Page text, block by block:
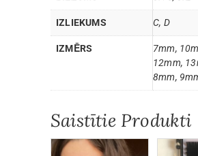
IZLIEKUMS C, D
IZMĒRS
7mm,
12mm,
8mm,
Saistītie Produkti